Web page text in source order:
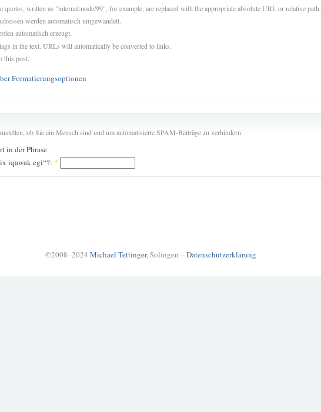
quotes, written as "internal:node/99", for example, are replaced with the appropriate absolute URL or relative path.
werden automatisch umgewandelt.
automatisch erzeugt.
in the text. URLs will automatically be converted to links.
this post.
Formatierungsoptionen
ob Sie ein Mensch sind und um automatisierte SPAM-Beiträge zu verhindern.
in der Phrase
iqawak egi“?: *
©2008–2024 Michael Tettinger, Solingen –Datenschutzerklärung